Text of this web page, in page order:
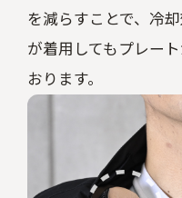
を減らすことで、冷
が着用してもプレー
おります。